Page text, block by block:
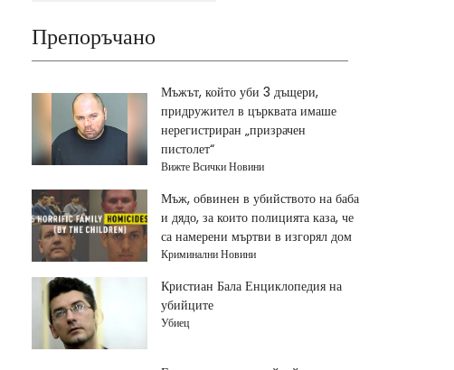
Препоръчано
Мъжът, който уби 3 дъщери,
придружител в църквата имаше
нерегистриран „призрачен
пистолет“
Вижте Всички Новини
Мъж, обвинен в убийството на баба
и дядо, за които полицията каза, че
са намерени мъртви в изгорял дом
Криминални Новини
Кристиан Бала Енциклопедия на
убийците
Убиец